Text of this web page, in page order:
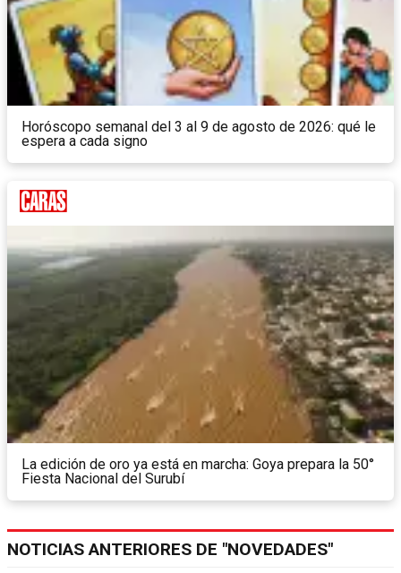
Horóscopo semanal del 3 al 9 de agosto de 2026: qué le
espera a cada signo
La edición de oro ya está en marcha: Goya prepara la 50°
Fiesta Nacional del Surubí
NOTICIAS ANTERIORES DE "NOVEDADES"